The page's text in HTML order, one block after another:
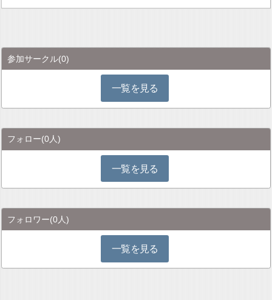
参加サークル(0)
一覧を見る
フォロー(0人)
一覧を見る
フォロワー(0人)
一覧を見る